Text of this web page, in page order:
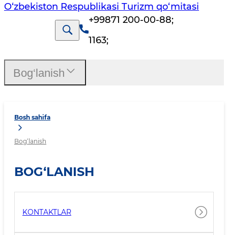
O‘zbekiston Respublikasi Turizm qo‘mitasi
+99871 200-00-88;
1163;
Bosh sahifa
Bog‘lanish
BOG‘LANISH
KONTAKTLAR
Bog‘lanish